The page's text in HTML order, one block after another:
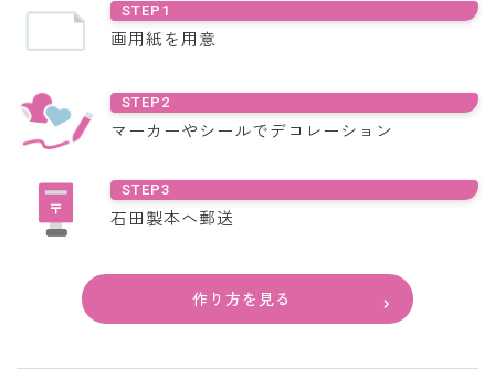
STEP1
画用紙を用意
STEP2
マーカーやシールでデコレーション
STEP3
石田製本へ郵送
作り方を見る